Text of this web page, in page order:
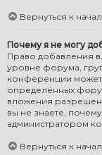
Вернуться к
Почему я не могу
Право добавления
уровне форума,
конференции
определённых
вложения
вы не знаете,
администратором
Вернуться к